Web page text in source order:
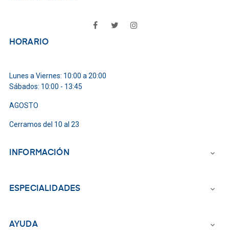
FacebookTwitter
HORARIO
Lunes a Viernes: 10:00 a 20:00
Sábados: 10:00 - 13:45
AGOSTO
Cerramos del 10 al 23
INFORMACIÓN 
ESPECIALIDADES 
AYUDA 